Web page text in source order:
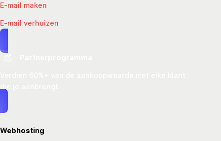
E-mail maken
E-mail verhuizen
Webhosting